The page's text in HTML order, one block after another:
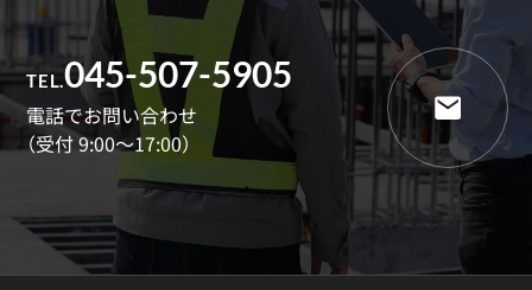
TEL.045-507-5905
電話でお問い合わせ
（受付 9:00～17:00）